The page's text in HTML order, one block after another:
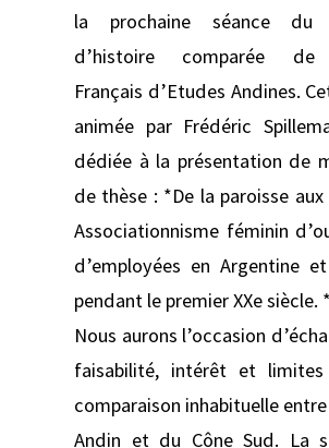
la prochaine séance du
d’histoire comparée de
Français d’Etudes Andines.
animée par Frédéric
dédiée à la présentation de
de thèse : *De la paroisse
Associationnisme féminin
d’employées en Argentine
pendant le premier XXe siècle. *
Nous aurons l’occasion
faisabilité, intérêt et
comparaison inhabituelle
Andin et du Cône Sud. La